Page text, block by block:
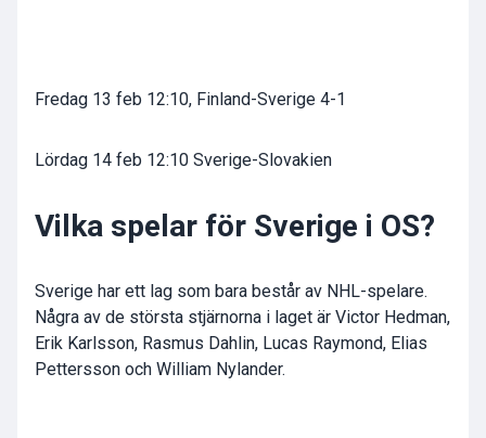
Fredag 13 feb 12:10, Finland-Sverige 4-1
Lördag 14 feb 12:10 Sverige-Slovakien
Vilka spelar för Sverige i OS?
Sverige har ett lag som bara består av NHL-spelare.
Några av de största stjärnorna i laget är Victor Hedman,
Erik Karlsson, Rasmus Dahlin, Lucas Raymond, Elias
Pettersson och William Nylander.